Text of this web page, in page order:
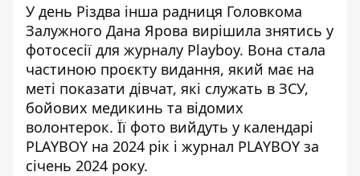
У день Різдва інша радниця Головкома
Залужного Дана Ярова вирішила знятись у
фотосесії для журналу Playboy. Вона стала
частиною проєкту видання, який має на
меті показати дівчат, які служать в ЗСУ,
бойових медикинь та відомих
волонтерок. Її фото вийдуть у календарі
PLAYBOY на 2024 рік і журнал PLAYBOY за
січень 2024 року.